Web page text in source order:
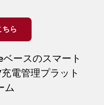
ちら
ースのスマート
電管理プラット
ム